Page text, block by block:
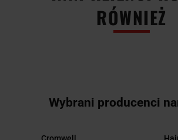
RÓWNIEŻ
Wybrani producenci